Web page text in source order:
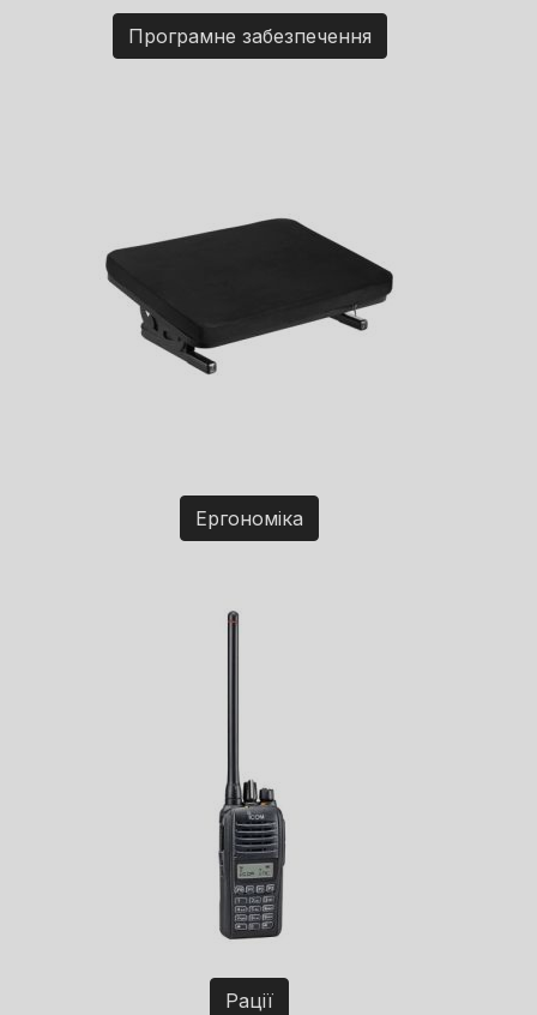
Програмне забезпечення
Ергономіка
Рації